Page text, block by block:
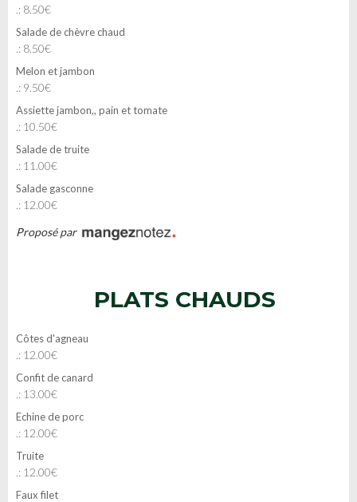
.: 8.50€
Salade de chèvre chaud
.: 8.50€
Melon et jambon
.: 9.50€
Assiette jambon,, pain et tomate
.: 10.50€
Salade de truite
.: 11.00€
Salade gasconne
.: 12.00€
Proposé par
PLATS CHAUDS
Côtes d'agneau
.: 12.00€
Confit de canard
.: 13.00€
Echine de porc
.: 12.00€
Truite
.: 12.00€
Faux filet